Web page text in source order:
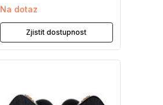
Na dotaz
Zjistit dostupnost